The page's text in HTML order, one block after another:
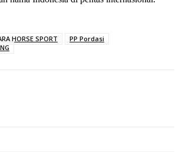
HORSE SPORT
PP Pordasi